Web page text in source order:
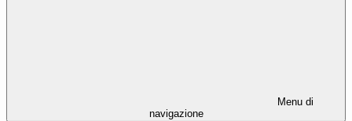
Menu di
navigazione